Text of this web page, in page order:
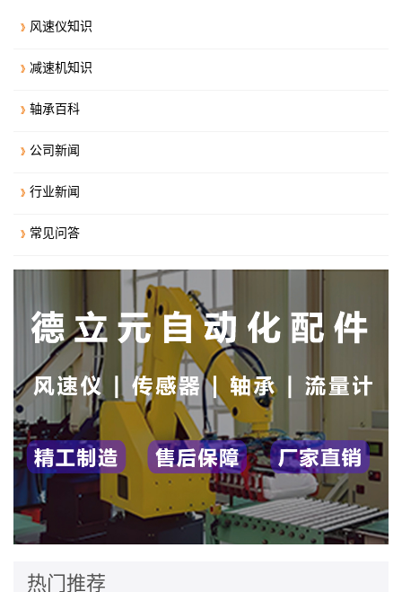
风速仪知识
减速机知识
轴承百科
公司新闻
行业新闻
常见问答
热门推荐